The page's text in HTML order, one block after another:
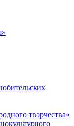
творчества»